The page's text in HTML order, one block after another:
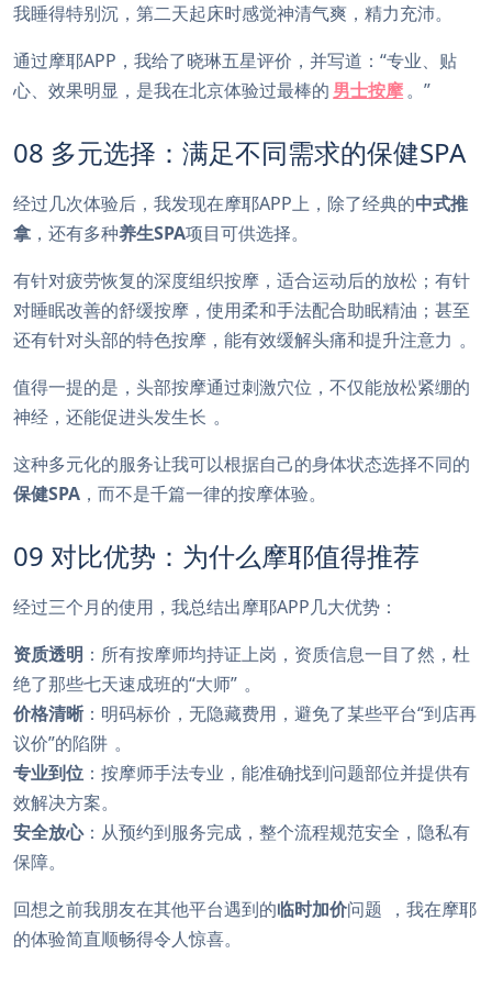
我睡得特别沉，第二天起床时感觉神清气爽，精力充沛。
通过摩耶APP，我给了晓琳五星评价，并写道：“专业、贴
心、效果明显，是我在北京体验过最棒的 男士按摩。”
08 多元选择：满足不同需求的保健SPA
经过几次体验后，我发现在摩耶APP上，除了经典的中式推
拿 ，还有多种养生SPA项目可供选择。
有针对疲劳恢复的深度组织按摩，适合运动后的放松；有针
对睡眠改善的舒缓按摩，使用柔和手法配合助眠精油；甚至
还有针对头部的特色按摩，能有效缓解头痛和提升注意力 。
值得一提的是，头部按摩通过刺激穴位，不仅能放松紧绷的
神经，还能促进头发生长 。
这种多元化的服务让我可以根据自己的身体状态选择不同的
保健SPA ，而不是千篇一律的按摩体验。
09 对比优势：为什么摩耶值得推荐
经过三个月的使用，我总结出摩耶APP几大优势：
资质透明 ：所有按摩师均持证上岗，资质信息一目了然，杜
绝了那些七天速成班的“大师” 。
价格清晰 ：明码标价，无隐藏费用，避免了某些平台“到店再
议价”的陷阱 。
专业到位 ：按摩师手法专业，能准确找到问题部位并提供有
效解决方案。
安全放心：从预约到服务完成，整个流程规范安全，隐私有
保障。
回想之前我朋友在其他平台遇到的临时加价问题
，我在摩耶
的体验简直顺畅得令人惊喜。